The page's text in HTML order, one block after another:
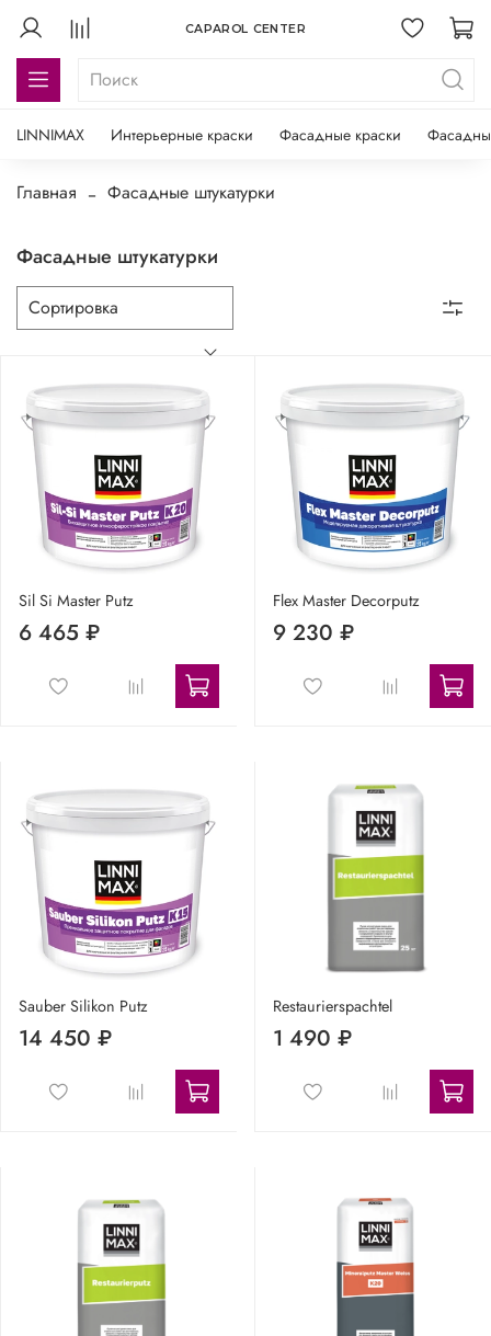
CAPAROL CENTER
LINNIMAX Интерьерные краски Фасадные краски
Главная Фасадные штукатурки
Фасадные штукатурки
Sil Si Master Putz
6 465 ₽
Flex Master Decorputz
9 230 ₽
Sauber Silikon Putz
14 450 ₽
Restaurierspachtel
1 490 ₽